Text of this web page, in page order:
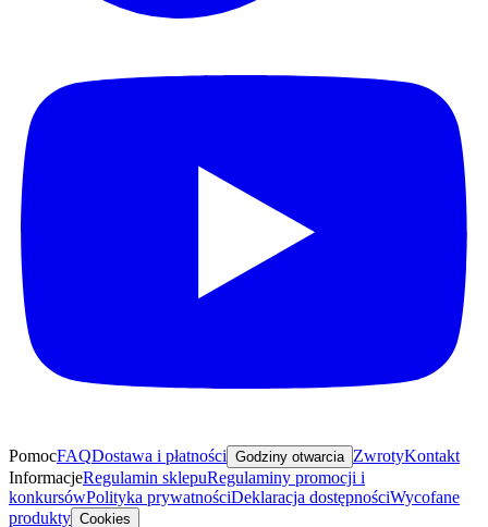
PomocFAQDostawa i płatności Godziny otwarcia ZwrotyKontakt
InformacjeRegulamin sklepuRegulaminy promocji i
konkursówPolityka prywatnościDeklaracja dostępnościWycofane
produkty Cookies